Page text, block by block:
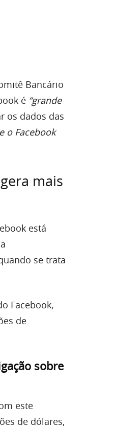
Bancário
é “grande
os dados das
o Facebook
mais
está
se trata
Facebook,
de
sobre
este
de dólares,